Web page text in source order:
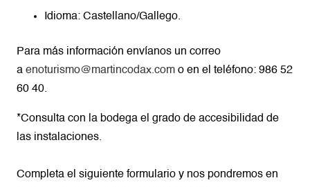
Idioma: Castellano/Gallego.
Para más información envíanos un correo
a enoturismo@martincodax.com o en el teléfono: 986 52
60 40.
*Consulta con la bodega el grado de accesibilidad de
las instalaciones.
Completa el siguiente formulario y nos pondremos en